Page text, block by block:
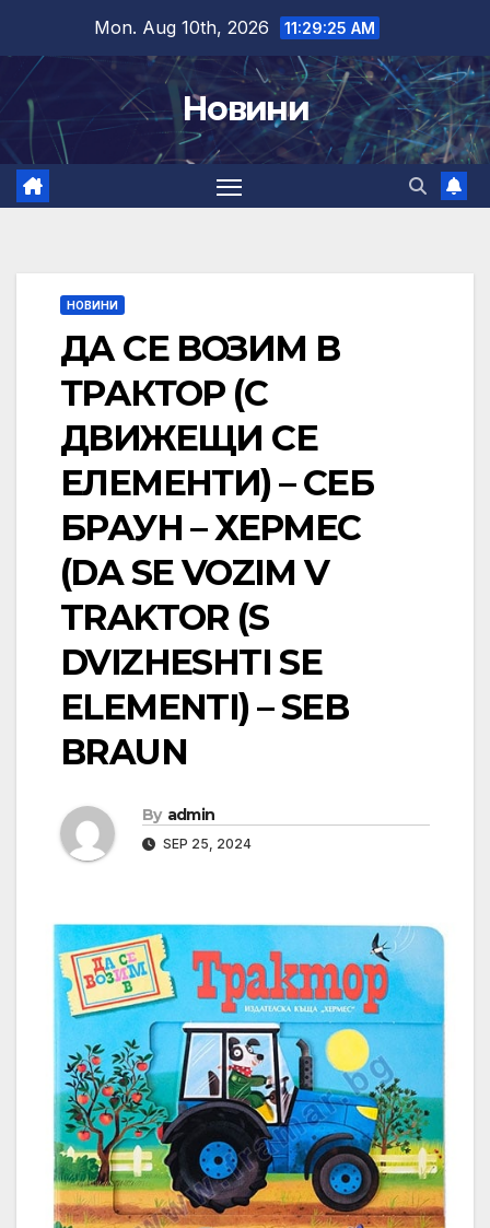
content
Mon. Aug 10th, 2026 11:29:26 AM
Новини
НОВИНИ
ДА СЕ ВОЗИМ В
ТРАКТОР (С
ДВИЖЕЩИ СЕ
ЕЛЕМЕНТИ) – СЕБ
БРАУН – ХЕРМЕС
(DA SE VOZIM V
TRAKTOR (S
DVIZHESHTI SE
ELEMENTI) – SEB
BRAUN
By admin
SEP 25, 2024